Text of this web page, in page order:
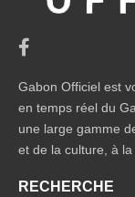
Gabon Officiel est
en temps réel du
une large gamme
et de la culture, à
RECHERCHE